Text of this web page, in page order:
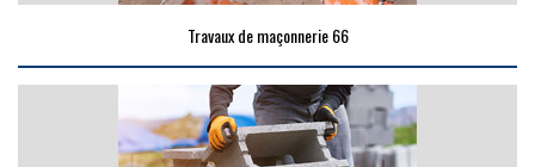
Travaux de maçonnerie 66